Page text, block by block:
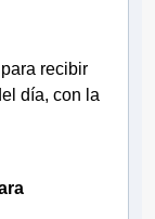
recibir
día, con la